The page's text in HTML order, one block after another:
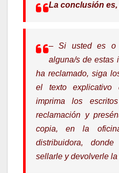
La conclusión
– Si usted es o
alguna/s de estas
ha reclamado, siga
el texto explicativo
imprima los
reclamación y
copia, en la
distribuidora,
sellarle y devolverle la